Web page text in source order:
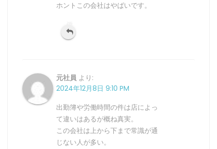
ホントこの会社はやばいです。
元社員 より:
2024年12月8日 9:10 PM
出勤簿や労働時間の件は店によっ
て違いはあるが概ね真実。
この会社は上から下まで常識が通
じない人が多い。